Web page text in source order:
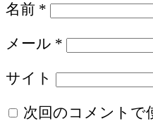
名前 *
メール *
サイト
次回のコメントで